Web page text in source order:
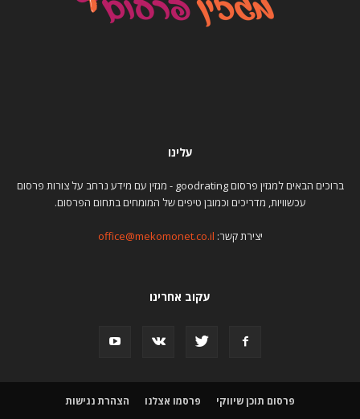
עלינו
ברוכים הבאים למגזין פרסום goodrating - מגזין עם מידע נרחב על צורות פרסום
עכשוויות, מדריכים וכמובן טיפים של המומחים בתחום הפרסום.
יצירת קשר: office@mekomonet.co.il
עקוב אחרינו
פרסום תוכן שיווקי פרסמו אצלנו הצהרת נגישות